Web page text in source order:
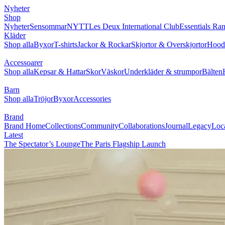
Nyheter
Shop
NyheterSensommarNYTTLes Deux International ClubEssentials
Kläder
Shop allaByxorT-shirtsJackor & RockarSkjortor & Overskjortor
Accessoarer
Shop allaKepsar & HattarSkorVäskorUnderkläder & strumporBälten
Barn
Shop allaTröjorByxorAccessories
Brand
Brand HomeCollectionsCommunityCollaborationsJournalLegacy
Latest
The Spectator’s LoungeThe Paris Flagship Launch
KB: The Anniversary Editions
Les Deux International Club
Summer 2026